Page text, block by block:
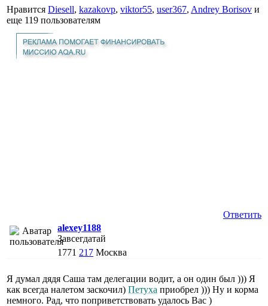
Нравится Diesell, kazakovp, viktor55, user367, Andrey Borisov и
еще 119 пользователям
Ответить
alexey1188
Завсегдатай
1771 217 Москва
Я думал дядя Саша там делегации водит, а он один был ))) Я
как всегда налетом заскочил) Петуха приобрел ))) Ну и корма
немного. Рад, что поприветствовать удалось Вас )